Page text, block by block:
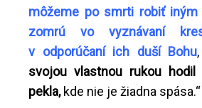
môžeme po smrti robiť iným
zomrú vo vyznávaní
v odporúčaní ich duší Bohu
svojou vlastnou rukou
pekla,kde nie je žiadna spása.“